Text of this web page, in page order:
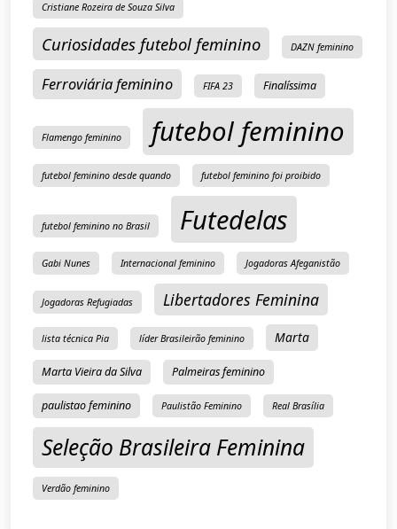
Cristiane Rozeira de Souza Silva
Curiosidades futebol feminino DAZN feminino
Ferroviária feminino FIFA 23 Finalíssima
Flamengo feminino futebol feminino
futebol feminino desde quando futebol feminino foi proibido
futebol feminino no Brasil Futedelas
Gabi Nunes Internacional feminino Jogadoras Afeganistão
Jogadoras Refugiadas Libertadores Feminina
lista técnica Pia líder Brasileirão feminino Marta
Marta Vieira da Silva Palmeiras feminino
paulistao feminino Paulistão Feminino Real Brasília
Seleção Brasileira Feminina
Verdão feminino